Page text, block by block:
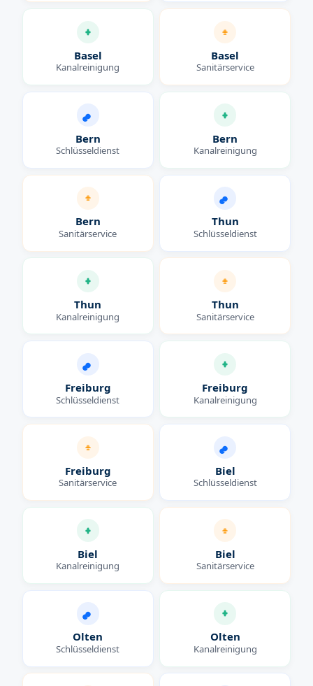
Basel
Kanalreinigung
Basel
Sanitärservice
Bern
Schlüsseldienst
Bern
Kanalreinigung
Bern
Sanitärservice
Thun
Schlüsseldienst
Thun
Kanalreinigung
Thun
Sanitärservice
Freiburg
Schlüsseldienst
Freiburg
Kanalreinigung
Freiburg
Sanitärservice
Biel
Schlüsseldienst
Biel
Kanalreinigung
Biel
Sanitärservice
Olten
Schlüsseldienst
Olten
Kanalreinigung